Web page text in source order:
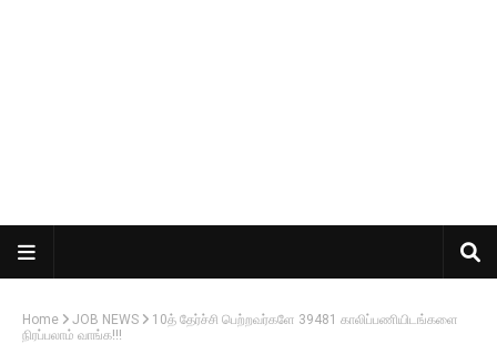
Home JOB NEWS
10த் தேர்ச்சி பெற்றவர்களே 39481 காலிப்பணியிடங்களை
நிரப்பலாம் வாங்க!!!